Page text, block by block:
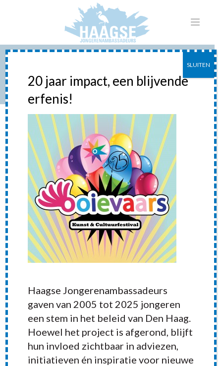
OOIEVAAR
HOME»
ooievaar
Posted 8 februari 2016 In
20 jaar impact, een blijvende
erfenis!
Haagse Jongerenambassadeurs
gaven van 2005 tot 2025 jongeren
een stem in het beleid van Den Haag.
Hoewel het project is afgerond, blijft
hun invloed zichtbaar in adviezen,
initiatieven én inspiratie voor nieuwe
SLUITEN